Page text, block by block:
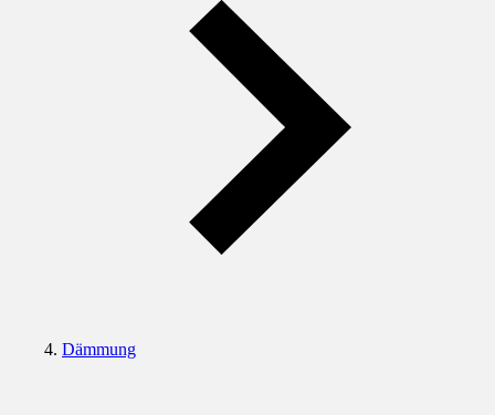
Dämmung